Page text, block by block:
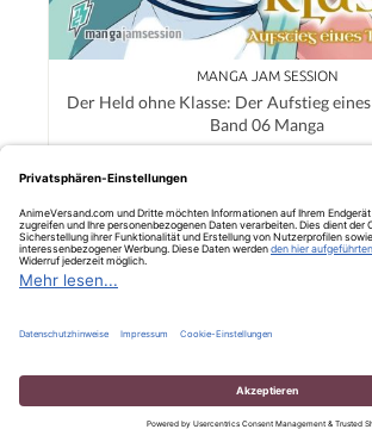
MANGA JAM SESSION
Der Held ohne Klasse: Der Aufstieg
Band 06 Manga